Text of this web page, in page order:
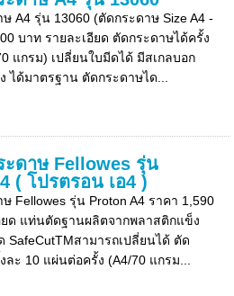
A4 รุ่น 13060 (ตัดกระดาษ Size A4 -
บาท รายละเอียด ตัดกระดาษได้ครั้ง
แกรม) เปลี่ยนใบมีดได้ มีสเกลบอก
ได้มาตรฐาน ตัดกระดาษได...
ดาษ Fellowes รุ่น
( โปรตรอน เอ4 )
Fellowes รุ่น Proton A4 ราคา 1,590
ยด แท่นตัดฐานผลิตจากพลาสติกแข็ง
SafeCutTMสามารถเปลี่ยนได้ ตัด
ละ 10 แผ่นต่อครั้ง (A4/70 แกรม...